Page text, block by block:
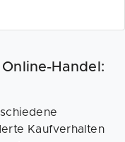
Handel:
Kaufverhalten